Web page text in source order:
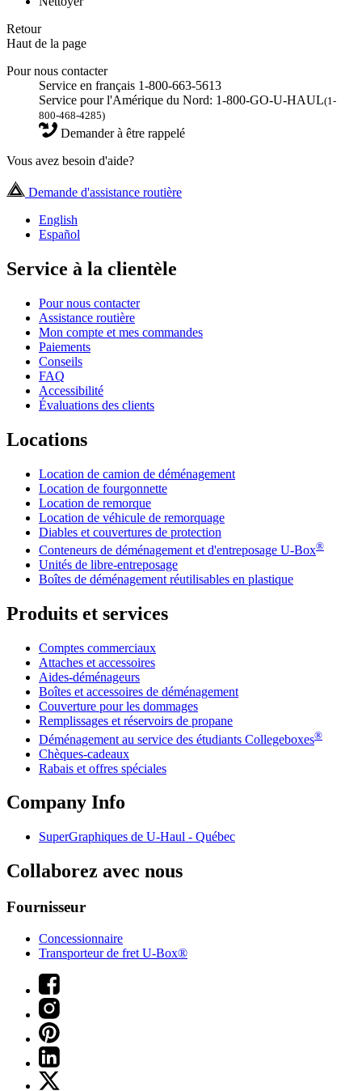
Retour
Haut de la page
Pour nous contacter
Service en français 1-800-663-5613
Service pour l'Amérique du Nord: 1-800-GO-U-HAUL(1-
800-468-4285)
Demander à être rappelé
Vous avez besoin d'aide?
Demande d'assistance routière
English
Español
Service à la clientèle
Pour nous contacter
Assistance routière
Mon compte et mes commandes
Paiements
Conseils
FAQ
Accessibilité
Évaluations des clients
Locations
Location de camion de déménagement
Location de fourgonnette
Location de remorque
Location de véhicule de remorquage
Diables et couvertures de protection
Conteneurs de déménagement et d'entreposage U-Box®
Unités de libre-entreposage
Boîtes de déménagement réutilisables en plastique
Produits et services
Comptes commerciaux
Attaches et accessoires
Aides-déménageurs
Boîtes et accessoires de déménagement
Couverture pour les dommages
Remplissages et réservoirs de propane
Déménagement au service des étudiants Collegeboxes®
Chèques-cadeaux
Rabais et offres spéciales
Company Info
SuperGraphiques de U-Haul - Québec
Collaborez avec nous
Fournisseur
Concessionnaire
Transporteur de fret U-Box®